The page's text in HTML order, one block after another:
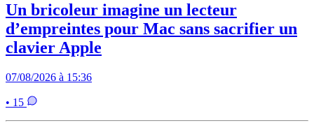
Un bricoleur imagine un lecteur
d’empreintes pour Mac sans sacrifier un
clavier Apple
07/08/2026 à 15:36
• 15